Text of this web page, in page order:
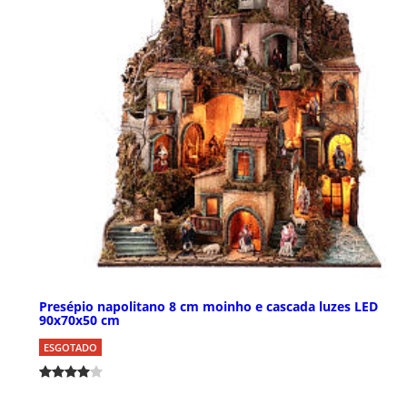
Presépio napolitano 8 cm moinho e cascada luzes LED
90x70x50 cm
ESGOTADO